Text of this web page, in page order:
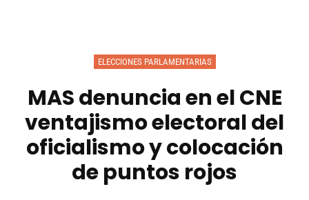
ELECCIONES PARLAMENTARIAS
MAS denuncia en el CNE
ventajismo electoral del
oficialismo y colocación
de puntos rojos